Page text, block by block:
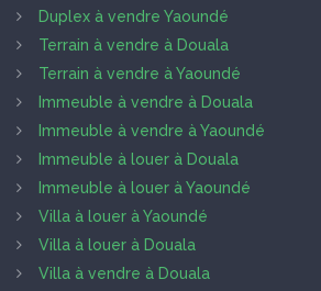
Duplex à vendre Yaoundé
Terrain à vendre à Douala
Terrain à vendre à Yaoundé
Immeuble à vendre à Douala
Immeuble à vendre à Yaoundé
Immeuble à louer à Douala
Immeuble à louer à Yaoundé
Villa à louer à Yaoundé
Villa à louer à Douala
Villa à vendre à Douala